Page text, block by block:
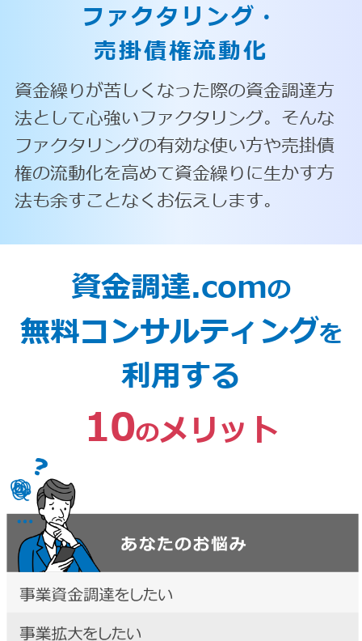
ファクタリング・
売掛債権流動化
資金繰りが苦しくなった際の資金調達方
法として心強いファクタリング。そんな
ファクタリングの有効な使い方や売掛債
権の流動化を高めて資金繰りに生かす方
法も余すことなくお伝えします。
資金調達.comの
無料コンサルティングを
利用する
10のメリット